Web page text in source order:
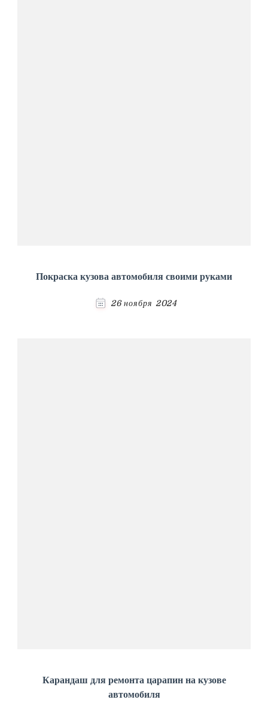
Покраска кузова автомобиля своими руками
26 ноября 2024
Карандаш для ремонта царапин на кузове
автомобиля